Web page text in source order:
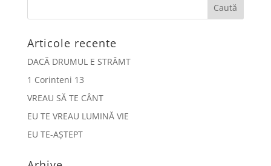
Articole recente
DACĂ DRUMUL E STRÂMT
1 Corinteni 13
VREAU SĂ TE CÂNT
EU TE VREAU LUMINĂ VIE
EU TE-AȘTEPT